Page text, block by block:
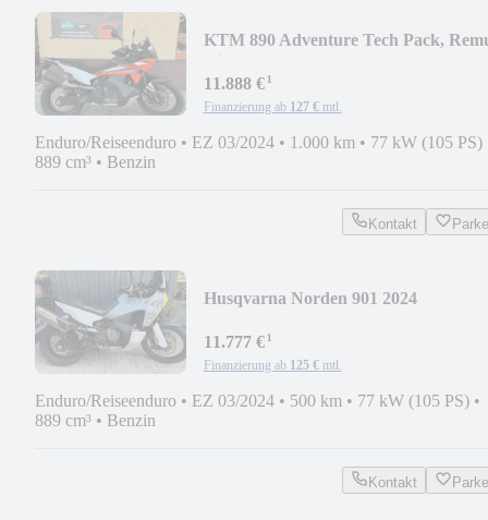
KTM 890 Adventure Tech Pack,
11.888 €¹
Finanzierung ab 127 € mtl.
Enduro/Reiseenduro • EZ 03/2024 • 1.000 km • 77 kW (105 PS)
889 cm³ • Benzin
Kontakt
Husqvarna Norden 901 2024
11.777 €¹
Finanzierung ab 125 € mtl.
Enduro/Reiseenduro • EZ 03/2024 • 500 km • 77 kW (105 PS) •
889 cm³ • Benzin
Kontakt